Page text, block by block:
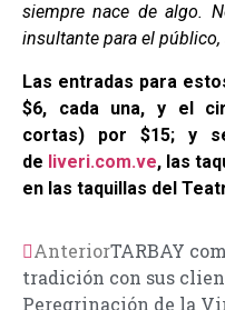
siempre nace de algo.
insultante para el
Las entradas para
$6, cada una, y el
cortas) por $15; y
de liveri.com.ve, las
en las taquillas del
AnteriorTARBAY
tradición con sus
Peregrinación de la